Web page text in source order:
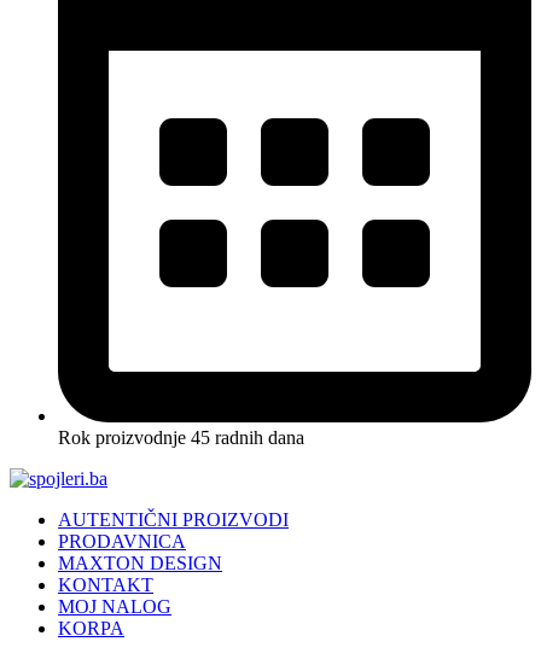
Rok proizvodnje 45 radnih dana
AUTENTIČNI PROIZVODI
PRODAVNICA
MAXTON DESIGN
KONTAKT
MOJ NALOG
KORPA